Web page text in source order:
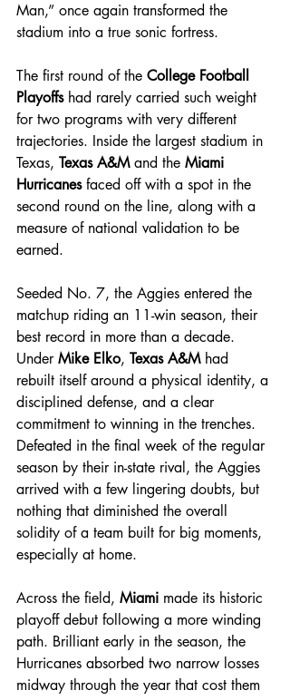
Man,” once again transformed the
stadium into a true sonic fortress.
The first round of the College Football
Playoffs had rarely carried such weight
for two programs with very different
trajectories. Inside the largest stadium in
Texas, Texas A&M and the Miami
Hurricanes faced off with a spot in the
second round on the line, along with a
measure of national validation to be
earned.
Seeded No. 7, the Aggies entered the
matchup riding an 11-win season, their
best record in more than a decade.
Under Mike Elko, Texas A&M had
rebuilt itself around a physical identity, a
disciplined defense, and a clear
commitment to winning in the trenches.
Defeated in the final week of the regular
season by their in-state rival, the Aggies
arrived with a few lingering doubts, but
nothing that diminished the overall
solidity of a team built for big moments,
especially at home.
Across the field, Miami made its historic
playoff debut following a more winding
path. Brilliant early in the season, the
Hurricanes absorbed two narrow losses
midway through the year that cost them